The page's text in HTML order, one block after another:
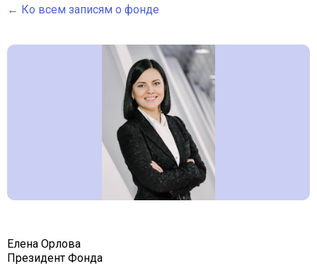
← Ко всем записям о фонде
Елена Орлова
Президент Фонда